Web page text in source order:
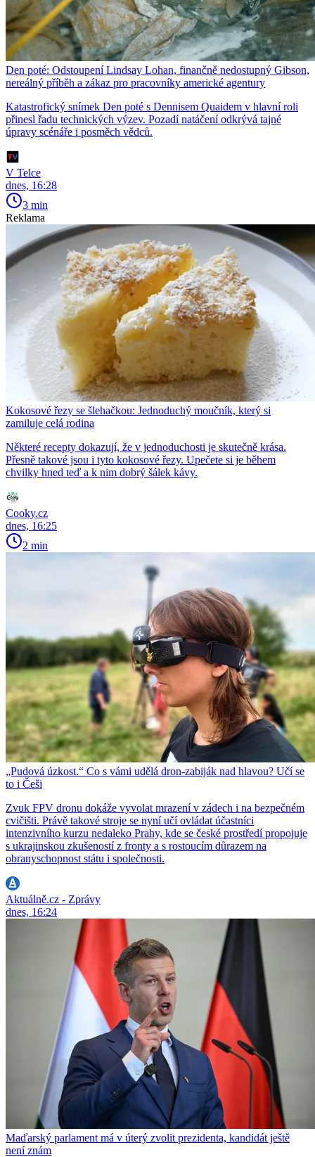
Den poté: Odstoupení Lindsay Lohan, finančně nedostupný Gibson,
nereálný příběh a zákaz pro pracovníky americké agentury
Katastrofický snímek Den poté s Dennisem Quaidem v hlavní roli
přinesl řadu technických výzev. Pozadí natáčení odkrývá tajné
úpravy scénáře i posměch vědců.
V Telce
dnes, 16:28
3 min
Reklama
Kokosové řezy se šlehačkou: Jednoduchý moučník, který si
zamiluje celá rodina
Některé recepty dokazují, že v jednoduchosti je skutečně krása.
Přesně takové jsou i tyto kokosové řezy. Upečete si je během
chvilky hned teď a k nim dobrý šálek kávy.
Cooky.cz
dnes, 16:25
2 min
„Pudová úzkost.“ Co s vámi udělá dron-zabiják nad hlavou? Učí se
to i Češi
Zvuk FPV dronu dokáže vyvolat mrazení v zádech i na bezpečném
cvičišti. Právě takové stroje se nyní učí ovládat účastníci
intenzivního kurzu nedaleko Prahy, kde se české prostředí propojuje
s ukrajinskou zkušeností z fronty a s rostoucím důrazem na
obranyschopnost státu i společnosti.
Aktuálně.cz - Zprávy
dnes, 16:24
Maďarský parlament má v úterý zvolit prezidenta, kandidát ještě
není znám